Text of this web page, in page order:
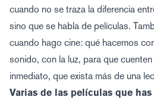
cuando no se traza la diferencia
sino que se habla de películas.
cuando hago cine: qué hacemos
sonido, con la luz, para que
inmediato, que exista más de una
Varias de las películas que